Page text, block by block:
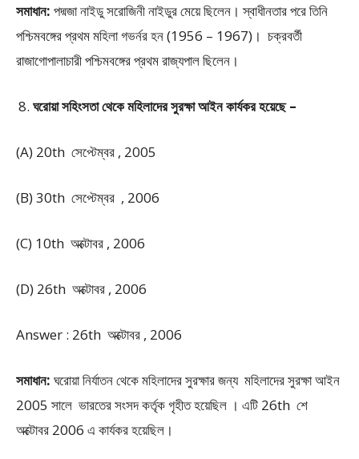
সমাধান: পদ্মজা নাইডু সরোজিনী নাইডুর মেয়ে ছিলেন। স্বাধীনতার পরে তিনি
পশ্চিমবঙ্গের প্রথম মহিলা গভর্নর হন (1956 – 1967)। চক্রবর্তী
রাজাগোপালাচারী পশ্চিমবঙ্গের প্রথম রাজ্যপাল ছিলেন।
ঘরোয়া সহিংসতা থেকে মহিলাদের সুরক্ষা আইন কার্যকর হয়েছে –
(A) 20th সেপ্টেম্বর , 2005
(B) 30th সেপ্টেম্বর , 2006
(C) 10th অক্টোবর , 2006
(D) 26th অক্টোবর , 2006
Answer : 26th অক্টোবর , 2006
সমাধান: ঘরোয়া নির্যাতন থেকে মহিলাদের সুরক্ষার জন্য মহিলাদের সুরক্ষা আইন
2005 সালে ভারতের সংসদ কর্তৃক গৃহীত হয়েছিল । এটি 26th শে
অক্টোবর 2006 এ কার্যকর হয়েছিল।